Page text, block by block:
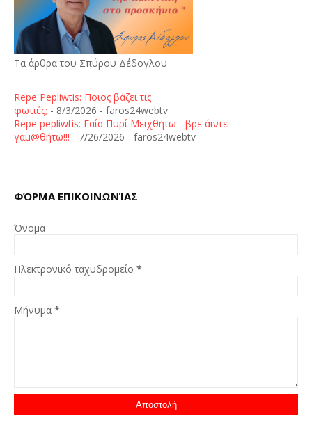
Τα άρθρα του Σπύρου Δέδογλου
Repe Pepliwtis: Ποιος βάζει τις
φωτιές; - 8/3/2026 - faros24webtv
Repe pepliwtis: Γαία Πυρί Μειχθήτω - βρε άιντε
γαμ@θήτω!!! - 7/26/2026 - faros24webtv
ΦΌΡΜΑ ΕΠΙΚΟΙΝΩΝΊΑΣ
Όνομα
Ηλεκτρονικό ταχυδρομείο *
Μήνυμα *